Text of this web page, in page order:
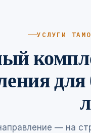
УСЛУГИ
для
— на